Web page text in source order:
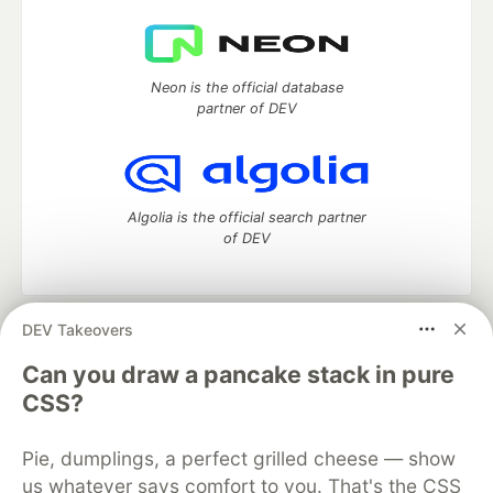
DEV Takeovers
Can you draw a pancake stack in pure
CSS?
Pie, dumplings, a perfect grilled cheese — show
us whatever says comfort to you. That's the CSS
Neon is the official database
partner of DEV
Algolia is the official search partner
of DEV
DEV Community
development and manage your software career
Home
DEV Challenges DEV++
Videos
DEV Education Tracks
Free Postgres Database
DEV Shop
MLH
Code of Conduct
Privacy Policy Terms of Use